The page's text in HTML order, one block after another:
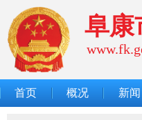
阜康
首页 概况 新闻